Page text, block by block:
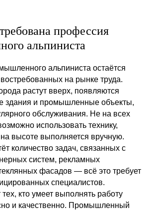
профессия
альпиниста
альпиниста остаётся
на рынке труда.
растут вверх, появляются
здания и промышленные объекты,
обслуживания. Не на всех
использовать технику,
высоте выполняется вручную.
количество задач, связанных с
систем, рекламных
фасадов — всё это требует
специалистов.
кто умеет выполнять работу
и качественно. Промышленный